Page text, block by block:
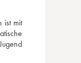
ist mit